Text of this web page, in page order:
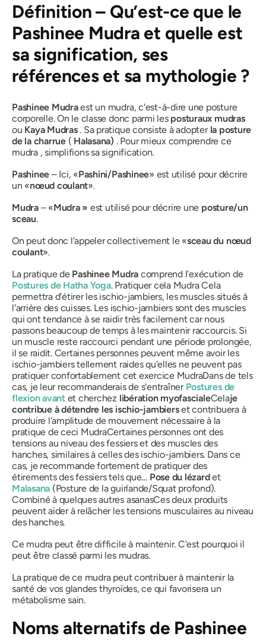
Définition – Qu’est-ce que le
Pashinee Mudra et quelle est
sa signification, ses
références et sa mythologie ?
Pashinee Mudraest un mudra, c'est-à-dire une posture
corporelle. On le classe donc parmi les posturaux mudras
ou Kaya Mudras. Sa pratiqueconsiste à adopter la posture
de la charrue( Halasana) . Pour mieux comprendre ce
mudra, simplifions sa signification.
Pashinee – Ici, «Pashini/Pashinee» est utilisé pour décrire
un «nœud coulant».
Mudra– «Mudra » est utilisé pour décrire une posture/un
sceau.
On peut donc l'appeler collectivement le «sceau du nœud
coulant».
La pratique de Pashinee Mudra comprend l'exécution de
Postures de Hatha Yoga. Pratiquer cela MudraCela
permettra d'étirer les ischio-jambiers, les muscles situés à
l'arrière des cuisses. Les ischio-jambiers sont des muscles
qui ont tendance à se raidir très facilement car nous
passons beaucoup de temps à les maintenir raccourcis. Si
un muscle reste raccourci pendant une période prolongée,
il se raidit. Certaines personnes peuvent même avoir les
ischio-jambiers tellement raides qu'elles ne peuvent pas
pratiquer confortablement cet exercice MudraDans de tels
cas, je leur recommanderais de s'entraîner Postures de
flexion avantet cherchez libération myofascialeCelaje
contribue à détendre les ischio-jambierset contribuera à
produire l'amplitude de mouvement nécessaire à la
pratique de ceci MudraCertaines personnes ont des
tensions au niveau des fessiers et des muscles des
hanches, similaires à celles des ischio-jambiers. Dans ce
cas, je recommande fortement de pratiquer des
étirements des fessiers tels que… Pose du lézardet
Malasana (Posture de la guirlande/Squat profond).
Combiné à quelques autres asanasCes deux produits
peuvent aider à relâcher les tensions musculaires au niveau
des hanches.
Ce mudra peut être difficile à maintenir. C'est pourquoi il
peut être classé parmi les mudras.
La pratique de ce mudrapeut contribuer à maintenir la
santé de vos glandes thyroïdes, ce qui favorisera un
métabolisme sain.
Noms alternatifs de Pashinee